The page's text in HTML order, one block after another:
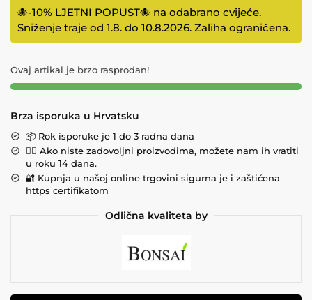
🐙-10% LJETNI POPUST🐙 na odabrano cvijeće.
Sniženje traje od 1.8. do 10.8.2026. Zaliha ograničena.
Ovaj artikal je brzo rasprodan!
Brza isporuka u Hrvatsku
📦 Rok isporuke je 1 do 3 radna dana
💁‍♀️ Ako niste zadovoljni proizvodima, možete nam ih vratiti
u roku 14 dana.
🔐 Kupnja u našoj online trgovini sigurna je i zaštićena
https certifikatom
Odlična kvaliteta by